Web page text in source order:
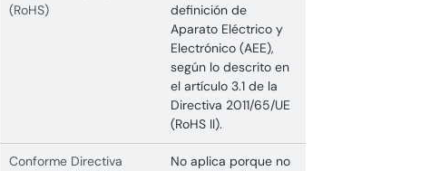
(RoHS)
definición de
Aparato Eléctrico y
Electrónico (AEE),
según lo descrito en
el artículo 3.1 de la
Directiva 2011/65/UE
(RoHS II).
Conforme Directiva
No aplica porque no